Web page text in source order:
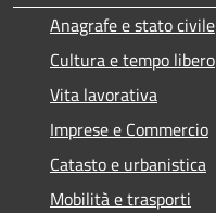
Anagrafe e stato civile
Cultura e tempo libero
Vita lavorativa
Imprese e Commercio
Catasto e urbanistica
Mobilità e trasporti